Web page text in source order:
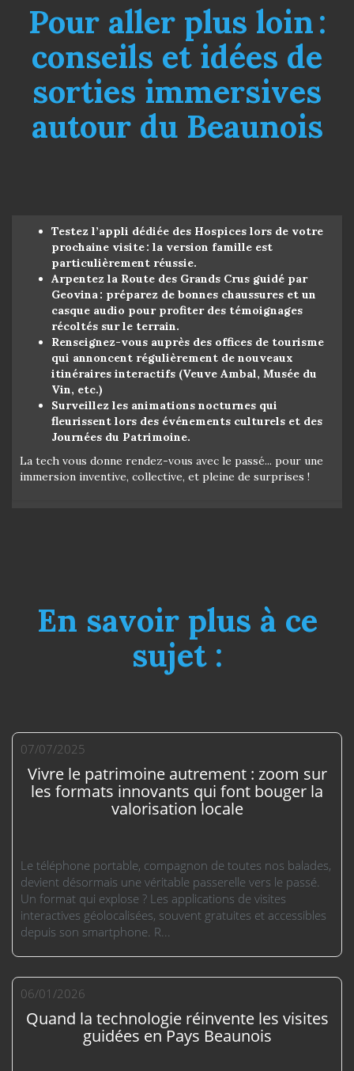
Pour aller plus loin :
conseils et idées de
sorties immersives
autour du Beaunois
Testez l’appli dédiée des Hospices lors de votre
prochaine visite : la version famille est
particulièrement réussie.
Arpentez la Route des Grands Crus guidé par
Geovina : préparez de bonnes chaussures et un
casque audio pour profiter des témoignages
récoltés sur le terrain.
Renseignez-vous auprès des offices de tourisme
qui annoncent régulièrement de nouveaux
itinéraires interactifs (Veuve Ambal, Musée du
Vin, etc.)
Surveillez les animations nocturnes qui
fleurissent lors des événements culturels et des
Journées du Patrimoine.
La tech vous donne rendez-vous avec le passé... pour une
immersion inventive, collective, et pleine de surprises !
En savoir plus à ce
sujet :
07/07/2025
Vivre le patrimoine autrement : zoom sur
les formats innovants qui font bouger la
valorisation locale
Le téléphone portable, compagnon de toutes nos balades,
devient désormais une véritable passerelle vers le passé.
Un format qui explose ? Les applications de visites
interactives géolocalisées, souvent gratuites et accessibles
depuis son smartphone. R...
06/01/2026
Quand la technologie réinvente les visites
guidées en Pays Beaunois